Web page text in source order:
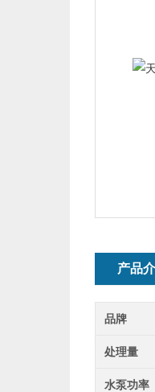
产品
品牌
处理量
水泵功率